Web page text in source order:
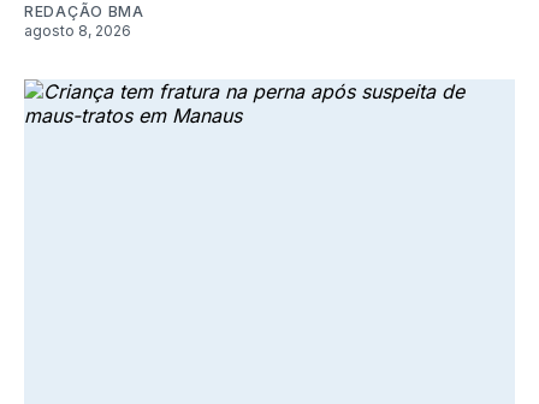
REDAÇÃO BMA
agosto 8, 2026